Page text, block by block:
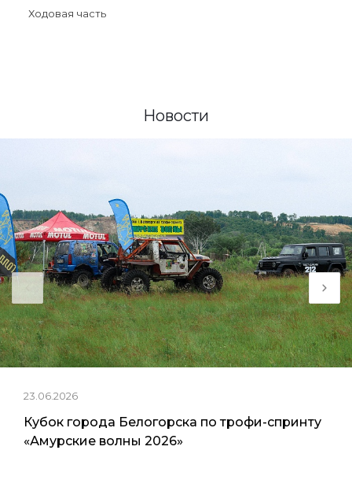
Ходовая часть
Новости
23.06.2026
Кубок города Белогорска по трофи-спринту
«Амурские волны 2026»